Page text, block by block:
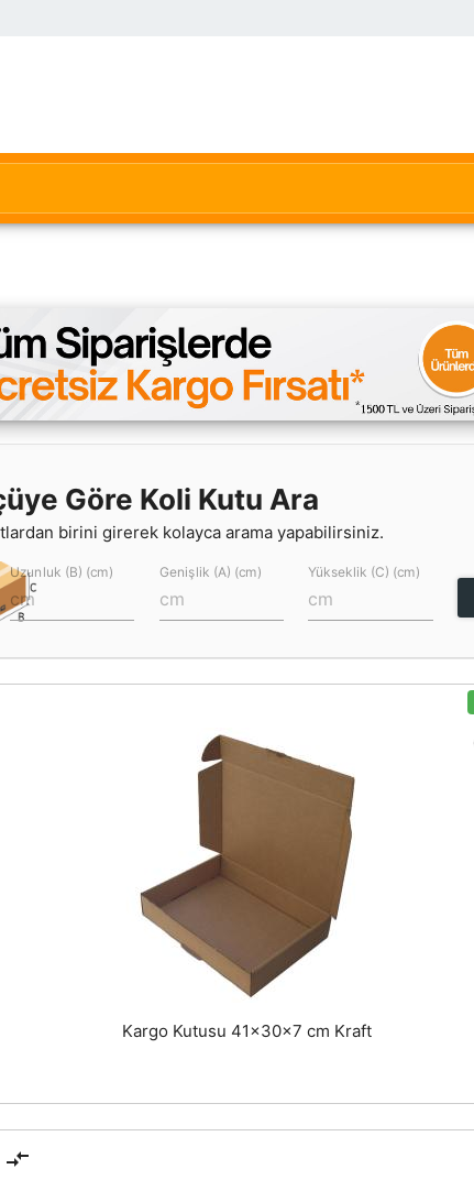
Göre Koli Kutu Ara
birini girerek kolayca arama yapabilirsiniz.
Uzunluk (B) (cm) Genişlik (A) (cm) Yükseklik (C) (cm)
Kargo Kutusu 41x30x7 cm Kraft